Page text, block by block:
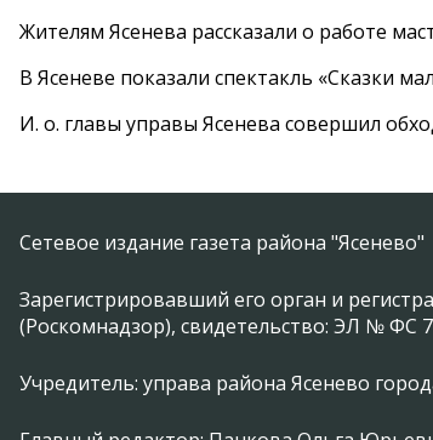
Жителям Ясенева рассказали о работе
В Ясеневе показали спектакль «Сказки
И. о. главы управы Ясенева совершил
Сетевое издание газета района "Ясенево"
Зарегистрировавший его орган и
(Роскомнадзор), свидетельство: ЭЛ № ФС
Учредитель: управа района Ясенево